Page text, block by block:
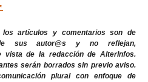
los artículos y comentarios son de
de sus autor@s y no reflejan,
vista de la redacción de AlterInfos.
serán borrados sin previo aviso.
plural con enfoque de